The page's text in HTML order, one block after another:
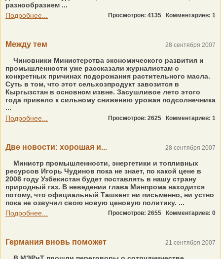
разнообразием ...
Подробнее...
Просмотров: 4135 Комментариев: 1
Между тем 28 сентября 2007
Чиновники Министерства экономического развития и
промышленности уже рассказали журналистам о
конкретных причинах подорожания растительного масла.
Суть в том, что этот сельхозпродукт завозится в
Кыргызстан в основном извне. Засушливое лето этого
года привело к сильному снижению урожая подсолнечника
...
Подробнее...
Просмотров: 2625 Комментариев: 1
Две новости: хорошая и... 28 сентября 2007
Министр промышленности, энергетики и топливных
ресурсов Игорь Чудинов пока не знает, по какой цене в
2008 году Узбекистан будет поставлять в нашу страну
природный газ. В неведении глава Минпрома находится
потому, что официальный Ташкент ни письменно, ни устно
пока не озвучил свою новую ценовую политику. ...
Подробнее...
Просмотров: 2655 Комментариев: 0
Германия вновь поможет 21 сентября 2007